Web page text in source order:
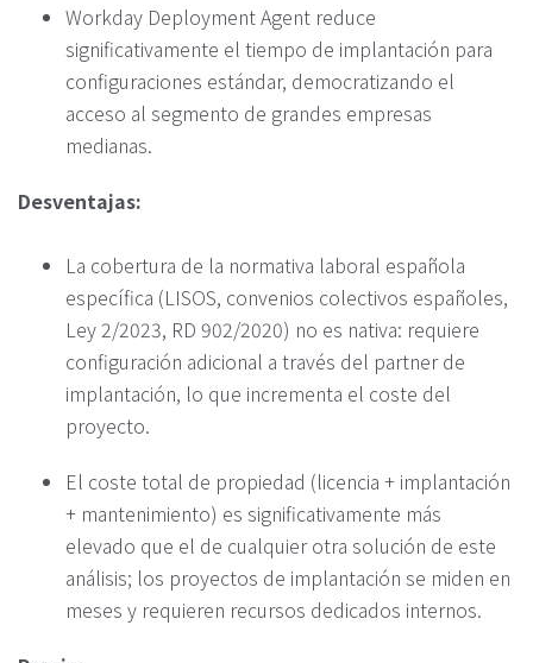
Workday Deployment Agent reduce
significativamente el tiempo de implantación para
configuraciones estándar, democratizando el
acceso al segmento de grandes empresas
medianas.
Desventajas:
La cobertura de la normativa laboral española
específica (LISOS, convenios colectivos españoles,
Ley 2/2023, RD 902/2020) no es nativa: requiere
configuración adicional a través del partner de
implantación, lo que incrementa el coste del
proyecto.
El coste total de propiedad (licencia + implantación
+ mantenimiento) es significativamente más
elevado que el de cualquier otra solución de este
análisis; los proyectos de implantación se miden en
meses y requieren recursos dedicados internos.